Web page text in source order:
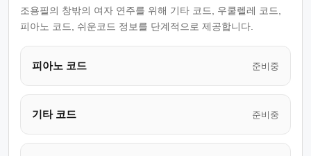
조용필의 창밖의 여자 연주를 위해 기타 코드, 우쿨렐레 코드,
피아노 코드, 쉬운코드 정보를 단계적으로 제공합니다.
피아노 코드 준비중
기타 코드 준비중